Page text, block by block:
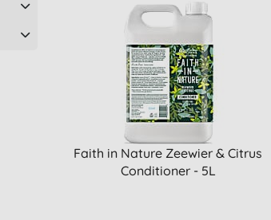
Faith in Nature Zeewier & Citrus
Conditioner - 5L